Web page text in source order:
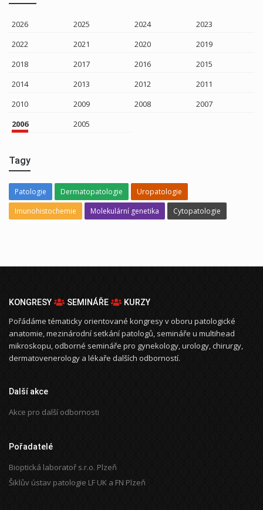
2026 2025 2024
2023
2022
2021 2020
2019
2018
2017 2016
2015
2014
2013 2012
2011
2010
2009 2008
2007
2006
2005
Tagy
Patologie Dermatopatologie
Uropatologie
Imunohistochemie
Molekulární genetika Cytopatologie
KONGRESY SEMINÁŘE KURZY
Pořádáme tématicky orientované kongresy v oboru patologické
anatomie, mezinárodní setkání patologů, semináře u multihead
mikroskopu, odborné semináře pro gynekology, urology, chirurgy,
dermatovenerology a lékaře dalších odborností.
Další akce
Akce pro další odbornosti
Pořadatelé
Bioptická laboratoř s.r.o. Plzeň
Šiklův ústav patologie LF UK a FN Plzeň